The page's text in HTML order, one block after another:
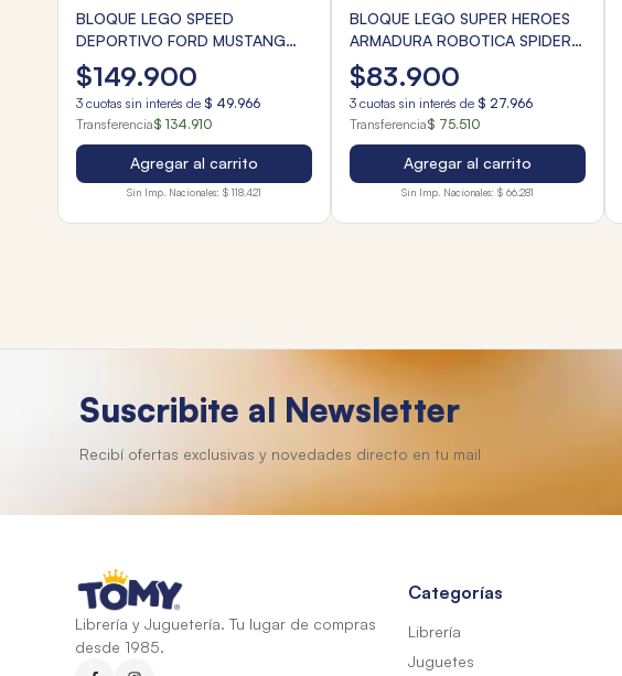
BLOQUE LEGO SPEED
DEPORTIVO FORD MUSTANG
DARK HORSE 344pzas.
$149.900
3 cuotas sin interés de $ 49.966
Transferencia$ 134.910
Agregar al carrito
Sin Imp. Nacionales: $ 118.421
BLOQUE LEGO SUPER HEROES
ARMADURA ROBOTICA SPIDER
MAN VS ANTI VENOM 107pzas.
$83.900
3 cuotas sin interés de $ 27.966
Transferencia$ 75.510
Agregar al carrito
Sin Imp. Nacionales: $ 66.281
Suscribite al Newsletter
Librería y Juguetería. Tu lugar de compras
desde 1985.
Categorías
Librería
Juguetes